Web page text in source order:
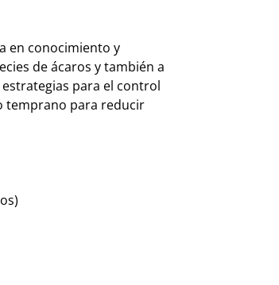
en conocimiento y
de ácaros y también a
para el control
temprano para reducir